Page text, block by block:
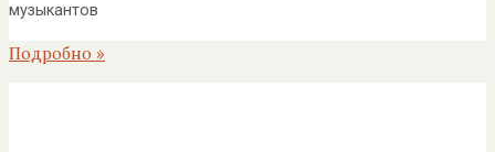
музыкантов
Подробно »